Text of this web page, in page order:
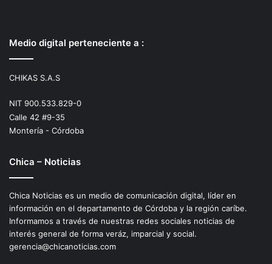
Medio digital perteneciente a :
CHIKAS S.A.S
NIT 900.533.829-0
Calle 42 #9-35
Montería - Córdoba
Chica – Noticias
Chica Noticias es un medio de comunicación digital, líder en
información en el departamento de Córdoba y la región caríbe.
Informamos a través de nuestras redes sociales noticias de
interés general de forma veráz, imparcial y social.
gerencia@chicanoticias.com